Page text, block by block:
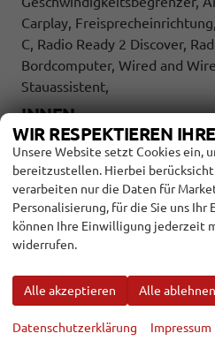
Carplay,
C, Radio Ready 2 Discover,
Bordcomputer, Wired and
Stauassistent,
INNEN
Ambiente-Beleuchtung
Armlehnen
Fensterheber
Gepäckraumabtrennung
Klimatisierung
in Leder, höhenverstellbar, mit
Schaltwippen
Isofix (Kindersitzbefestigung),
WIR RESPEKTIEREN
Unsere Website setzt Cookies ein,
bereitzustellen. Hierbei
verarbeiten nur die Daten für
Personalisierung, für die Sie uns Ihr
können Ihre Einwilligung jederzeit
widerrufen.
Alle akzeptieren Alle ablehnen
Datenschutzerklärung Impressum